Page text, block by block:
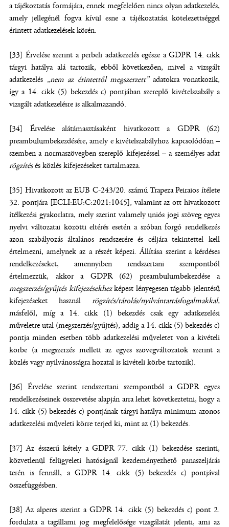
a tájékoztatás formájára, ennek megfelelően nincs olyan adatkezelés,
amely jellegénél fogva kívül esne a tájékoztatási kötelezettséggel
érintett adatkezelések körén.
[33] Érvelése szerint a perbeli adatkezelés egésze a GDPR 14. cikk
tárgyi hatálya alá tartozik, ebből következően, mivel a vizsgált
adatkezelés „nem az érintettől megszerzett” adatokra vonatkozik,
így a 14. cikk (5) bekezdés c) pontjában szereplő kivételszabály a
vizsgált adatkezelésre is alkalmazandó.
[34] Érvelése alátámasztásaként hivatkozott a GDPR (62)
preambulumbekezdésére, amely e kivételszabályhoz kapcsolódóan –
szemben a normaszövegben szereplő kifejezéssel – a személyes adat
rögzítésés közlés kifejezéseket tartalmazza.
[35] Hivatkozott az EUB C-243/20. számú Trapeza Peiraios ítélete
32. pontjára [ECLI:EU:C:2021:1045], valamint az ott hivatkozott
ítélkezési gyakorlatra, mely szerint valamely uniós jogi szöveg egyes
nyelvi változatai közötti eltérés esetén a szóban forgó rendelkezés
azon szabályozás általános rendszerére és céljára tekintettel kell
értelmezni, amelynek az a részét képezi. Állítása szerint a kérdéses
rendelkezéseket, amennyiben rendszertani szempontból
értelmezzük, akkor a GDPR (62) preambulumbekezdése a
megszerzés/gyűjtés kifejezésekhezképest lényegesen tágabb jelentésű
kifejezéseket használ rögzítés/tárolás/nyilvántartásfogalmakkal,
másfelől, míg a 14. cikk (1) bekezdés csak egy adatkezelési
műveletre utal (megszerzés/gyűjtés), addig a 14. cikk (5) bekezdés c)
pontja minden esetben több adatkezelési műveletet von a kivételi
körbe (a megszerzés mellett az egyes szövegváltozatok szerint a
közlés vagy nyilvánosságra hozatal is kivételi körbe tartozik).
[36] Érvelése szerint rendszertani szempontból a GDPR egyes
rendelkezéseinek összevetése alapján arra lehet következtetni, hogy a
14. cikk (5) bekezdés c) pontjának tárgyi hatálya minimum azonos
adatkezelési műveleti körre terjed ki, mint az (1) bekezdés.
[37] Az ésszerű kétely a GDPR 77. cikk (1) bekezdése szerinti,
közvetlenül felügyeleti hatóságnál kezdeményezhető panaszeljárás
terén is fennáll, a GDPR 14. cikk (5) bekezdés c) pontjával
összefüggésben.
[38] Az alperes szerint a GDPR 14. cikk (5) bekezdés c) pont 2.
fordulata a tagállami jog megfelelősége vizsgálatát jelenti, ami az